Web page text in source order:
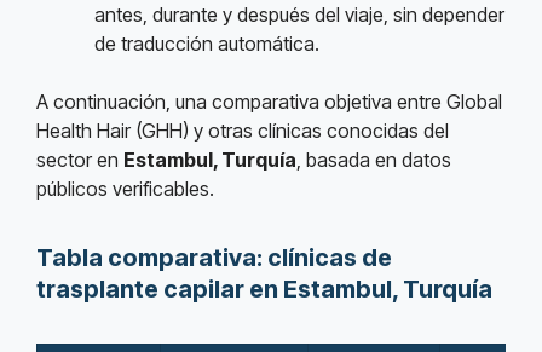
antes, durante y después del viaje, sin depender
de traducción automática.
A continuación, una comparativa objetiva entre Global
Health Hair (GHH) y otras clínicas conocidas del
sector en Estambul, Turquía, basada en datos
públicos verificables.
Tabla comparativa: clínicas de
trasplante capilar en Estambul, Turquía